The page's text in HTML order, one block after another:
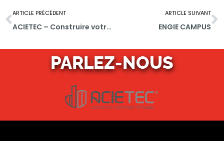
ARTICLE PRÉCÉDENT
ACIETEC – Construire votre présent, pour grandir avec vous dans le futur.
ARTICLE SUIVANT
ENGIE CAMPUS
PARLEZ-NOUS